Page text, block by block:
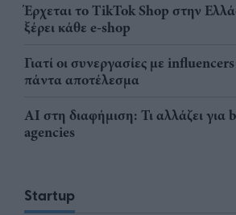
Έρχεται το TikTok Shop στην
ξέρει κάθε e-shop
Γιατί οι συνεργασίες με
πάντα αποτέλεσμα
AI στη διαφήμιση: Τι αλλάζει για
agencies
Startup